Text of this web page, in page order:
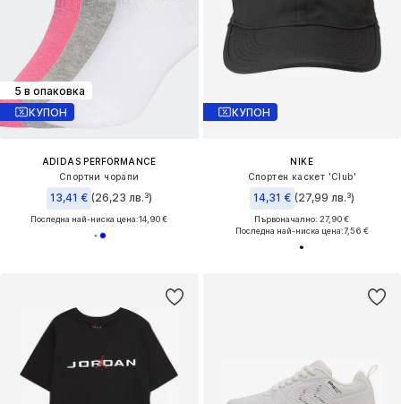
5 в опаковка
КУПОН
ADIDAS PERFORMANCE
Спортни чорапи
13,41 € (26,23 лв.³)
Последна най-ниска цена:14,90 €
КУПОН
NIKE
Спортен каскет 'Club'
14,31 € (27,99 лв.³)
Първоначално: 27,90 €
Последна най-ниска цена:7,56 €